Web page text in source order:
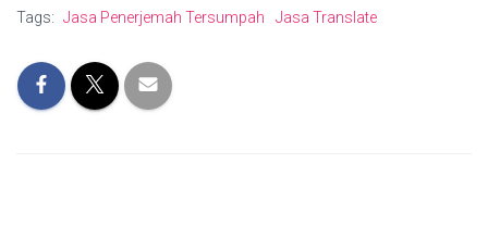
Tags: Jasa Penerjemah Tersumpah Jasa Translate